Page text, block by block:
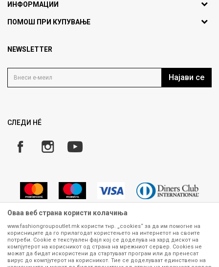
ИНФОРМАЦИИ
За нас
Продавница
Кариера
ПОМОШ ПРИ КУПУВАЊЕ
Политика на приватност
Како да купите
Замена и рефундација на производи
Плаќање
NEWSLETTER
Најави се
СЛЕДИ НÉ
Сите информации околу производите кои се изложени на нашата
онлајн продавница се стремиме да бидат конкретни, точни и прецизни,
меѓутоа не можеме да гарантираме дека се без ниту една грешка или
пак дека сите производи во моментот се достапни на залиха.
Оваа веб страна користи колачиња
www.fashiongroupoutlet.mk користи тнр. „cookies“ за да им помогне на
корисниците да го прилагодат користењето на интернетот на своите
потреби. Cookie е текстуален фајл кој се доделува на хард дискот на
компјутерот на корисникот од страна на мрежниот сервер. Cookies не
можат да бидат искористени да стартуваат програм или да пренесат
вирус до компјутерот на корисникот. Тие се доделуваат единствено на